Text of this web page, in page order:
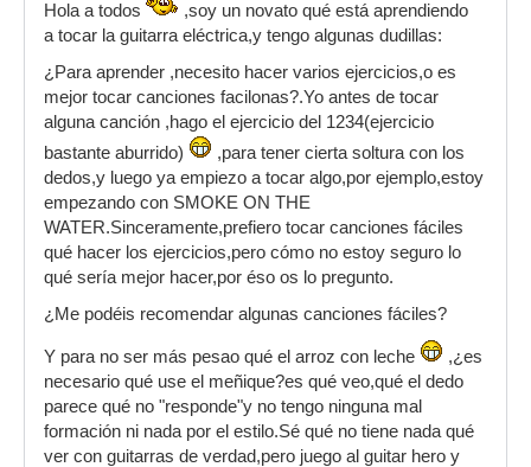
Hola a todos
,soy un novato qué está aprendiendo
a tocar la guitarra eléctrica,y tengo algunas dudillas:
¿Para aprender ,necesito hacer varios ejercicios,o es
mejor tocar canciones facilonas?.Yo antes de tocar
alguna canción ,hago el ejercicio del 1234(ejercicio
bastante aburrido)
,para tener cierta soltura con los
dedos,y luego ya empiezo a tocar algo,por ejemplo,estoy
empezando con SMOKE ON THE
WATER.Sinceramente,prefiero tocar canciones fáciles
qué hacer los ejercicios,pero cómo no estoy seguro lo
qué sería mejor hacer,por éso os lo pregunto.
¿Me podéis recomendar algunas canciones fáciles?
Y para no ser más pesao qué el arroz con leche
,¿es
necesario qué use el meñique?es qué veo,qué el dedo
parece qué no "responde"y no tengo ninguna mal
formación ni nada por el estilo.Sé qué no tiene nada qué
ver con guitarras de verdad,pero juego al guitar hero y